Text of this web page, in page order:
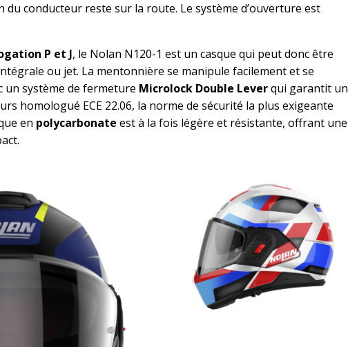
du conducteur reste sur la route. Le système d’ouverture est
P et J, le Nolan N120-1 est un casque qui peut donc être
ou jet. La mentonnière se manipule facilement et se
un système de fermeture Microlock Double Leverqui garantit un
homologué ECE 22.06, la norme de sécurité la plus exigeante
en polycarbonate est à la fois légère et résistante, offrant une